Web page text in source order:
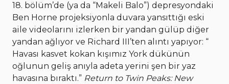
18. bölüm’de (ya da “Makeli Balo”) depresyondaki
Ben Horne projeksiyonla duvara yansıttığı eski
aile videolarını izlerken bir yandan gülüp diğer
yandan ağlıyor ve Richard III’ten alıntı yapıyor: “
Havası kasvet kokan kışımız York dükünün
oğlunun geliş anıyla adeta yerini şen bir yaz
havasına bıraktı.” Return to Twin Peaks: New